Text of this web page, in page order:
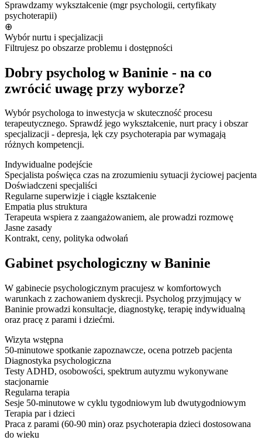
Sprawdzamy wykształcenie (mgr psychologii, certyfikaty
psychoterapii)
⊕
Wybór nurtu i specjalizacji
Filtrujesz po obszarze problemu i dostępności
Dobry psycholog w Baninie - na co
zwrócić uwagę przy wyborze?
Wybór psychologa to inwestycja w skuteczność procesu
terapeutycznego. Sprawdź jego wykształcenie, nurt pracy i obszar
specjalizacji - depresja, lęk czy psychoterapia par wymagają
różnych kompetencji.
Indywidualne podejście
Specjalista poświęca czas na zrozumieniu sytuacji życiowej pacjenta
Doświadczeni specjaliści
Regularne superwizje i ciągłe kształcenie
Empatia plus struktura
Terapeuta wspiera z zaangażowaniem, ale prowadzi rozmowę
Jasne zasady
Kontrakt, ceny, polityka odwołań
Gabinet psychologiczny w Baninie
W gabinecie psychologicznym pracujesz w komfortowych
warunkach z zachowaniem dyskrecji. Psycholog przyjmujący w
Baninie prowadzi konsultacje, diagnostykę, terapię indywidualną
oraz pracę z parami i dziećmi.
Wizyta wstępna
50-minutowe spotkanie zapoznawcze, ocena potrzeb pacjenta
Diagnostyka psychologiczna
Testy ADHD, osobowości, spektrum autyzmu wykonywane
stacjonarnie
Regularna terapia
Sesje 50-minutowe w cyklu tygodniowym lub dwutygodniowym
Terapia par i dzieci
Praca z parami (60-90 min) oraz psychoterapia dzieci dostosowana
do wieku